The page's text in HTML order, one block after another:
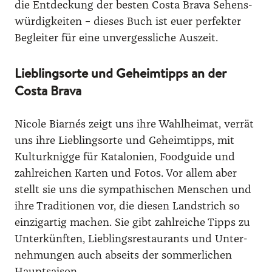
die Ent­de­ckung der bes­ten Cos­ta Bra­va Sehens­
wür­dig­kei­ten – die­ses Buch ist euer per­fek­ter
Beglei­ter für eine unver­gess­li­che Aus­zeit.
Lieblingsorte und Geheimtipps an der
Costa Brava
Nico­le Biar­nés zeigt uns ihre Wahl­hei­mat, ver­rät
uns ihre Lieb­lings­or­te und Geheim­tipps, mit
Kul­tur­knig­ge für Kata­lo­ni­en, Food­gui­de und
zahl­rei­chen Kar­ten und Fotos. Vor allem aber
stellt sie uns die sym­pa­thi­schen Men­schen und
ihre Tra­di­tio­nen vor, die die­sen Land­strich so
ein­zig­ar­tig machen. Sie gibt zahl­rei­che Tipps zu
Unter­künf­ten, Lieb­lings­re­stau­rants und Unter­
nehmungen auch abseits der som­mer­li­chen